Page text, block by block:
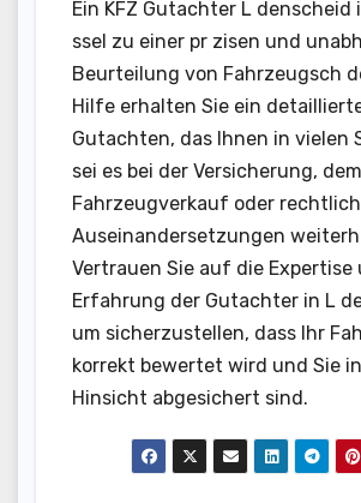
Ein KFZ Gutachter L denscheid
ssel zu einer pr zisen und
Beurteilung von Fahrzeugsch
Hilfe erhalten Sie ein
Gutachten, das Ihnen in vielen
sei es bei der Versicherung, dem
Fahrzeugverkauf oder
Auseinandersetzungen
Vertrauen Sie auf die Expertise
Erfahrung der Gutachter in L
um sicherzustellen, dass Ihr
korrekt bewertet wird und Sie
Hinsicht abgesichert sind.